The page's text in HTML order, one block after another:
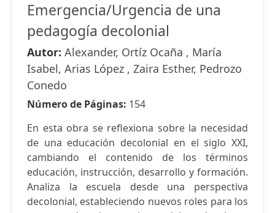
Emergencia/Urgencia de una
pedagogía decolonial
Autor: Alexander, Ortíz Ocaña , María
Isabel, Arias López , Zaira Esther, Pedrozo
Conedo
Número de Páginas: 154
En esta obra se reflexiona sobre la necesidad
de una educación decolonial en el siglo XXI,
cambiando el contenido de los términos
educación, instrucción, desarrollo y formación.
Analiza la escuela desde una perspectiva
decolonial, estableciendo nuevos roles para los